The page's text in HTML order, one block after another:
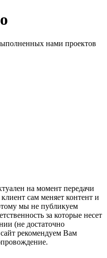
нами проектов
на момент передачи
сам меняет контент и
мы не публикуем
за которые несет
(не достаточно
рекомендуем Вам